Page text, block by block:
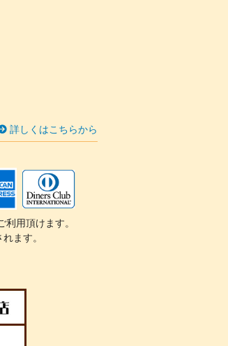
詳しくはこちらから
用頂けます。
ます。